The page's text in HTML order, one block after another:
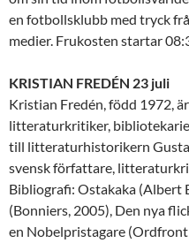
en fotbollsklubb med tryck
medier. Frukosten startar
KRISTIAN FREDÉN 23 juli
Kristian Fredén, född 1972,
litteraturkritiker,
till litteraturhistorikern
svensk författare,
Bibliografi: Ostakaka (Albert
(Bonniers, 2005), Den nya
en Nobelpristagare